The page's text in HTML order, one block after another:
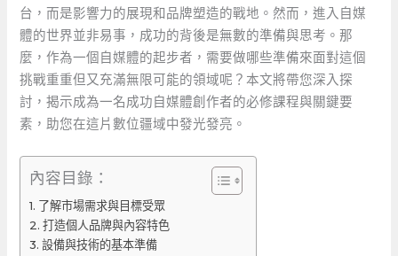
台，而是影響力的展現和品牌塑造的戰地。然而，進入自媒
體的世界並非易事，成功的背後是無數的準備與思考。那
麼，作為一個自媒體的起步者，需要做哪些準備來面對這個
挑戰重重但又充滿無限可能的領域呢？本文將帶您深入探
討，揭示成為一名成功自媒體創作者的必修課程與關鍵要
素，助您在這片數位疆域中發光發亮。
內容目錄：
了解市場需求與目標受眾
打造個人品牌與內容特色
設備與技術的基本準備